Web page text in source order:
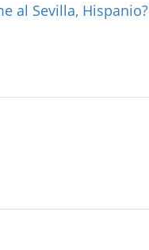
al Sevilla, Hispanio?